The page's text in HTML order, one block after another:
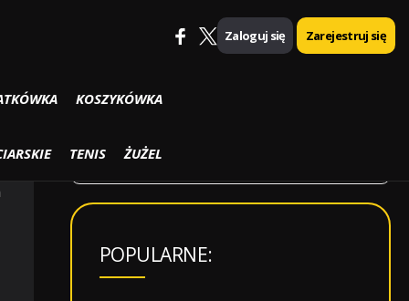
KOSZYKÓWKA
TENIS ŻUŻEL
Zaloguj się Zarejestruj się
SZUKAJ
k
POPULARNE: